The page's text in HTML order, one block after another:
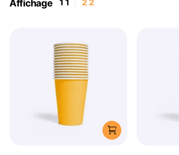
Affichage 1 1 2 2